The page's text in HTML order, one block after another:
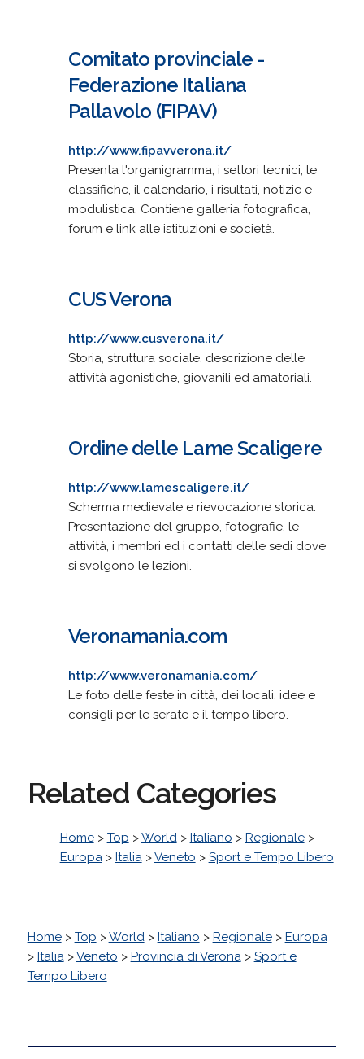
Comitato provinciale -
Federazione Italiana
Pallavolo (FIPAV)
http://www.fipavverona.it/
Presenta l'organigramma, i settori tecnici, le
classifiche, il calendario, i risultati, notizie e
modulistica. Contiene galleria fotografica,
forum e link alle istituzioni e società.
CUS Verona
http://www.cusverona.it/
Storia, struttura sociale, descrizione delle
attività agonistiche, giovanili ed amatoriali.
Ordine delle Lame Scaligere
http://www.lamescaligere.it/
Scherma medievale e rievocazione storica.
Presentazione del gruppo, fotografie, le
attività, i membri ed i contatti delle sedi dove
si svolgono le lezioni.
Veronamania.com
http://www.veronamania.com/
Le foto delle feste in città, dei locali, idee e
consigli per le serate e il tempo libero.
Related Categories
Home> Top >World> Italiano > Regionale>
Europa> Italia>Veneto > Sport e Tempo Libero
Home> Top >World> Italiano > Regionale> Europa
> Italia>Veneto > Provincia di Verona> Sport e
Tempo Libero